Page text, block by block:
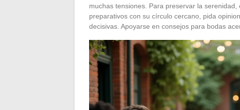
muchas tensiones. Para preservar la
preparativos con su círculo cercano, pida
decisivas. Apoyarse en consejos para bodas